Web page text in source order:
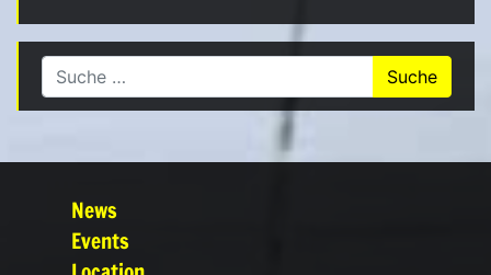
Suche nach:
News
Events